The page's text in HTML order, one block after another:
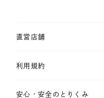
直営店舗
利用規約
安心・安全のとりくみ